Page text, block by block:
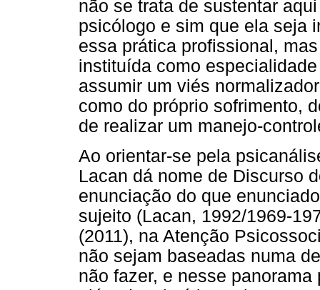
não se trata de sustentar
psicólogo e sim que ela seja
essa prática profissional,
instituída como
assumir um viés
como do próprio sofrimento,
de realizar um manejo-
Ao orientar-se pela
Lacan dá nome de Discurso
enunciação do que
sujeito (Lacan, 1992/1969-
(2011), na Atenção
não sejam baseadas numa
não fazer, e nesse